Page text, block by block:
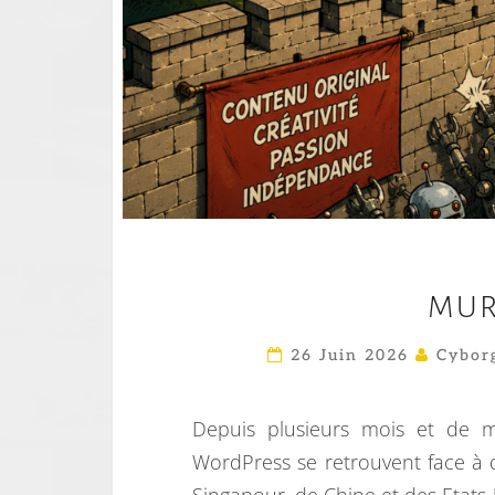
26 Juin 2026
Depuis plusieurs mois et de
WordPress se retrouvent face